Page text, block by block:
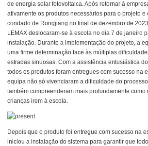
de energia solar fotovoltaica. Após retornar à
ativamente os produtos necessários para o projeto e
condado de Rongjiang no final de dezembro de
LEMAX deslocaram-se à escola no dia 7 de janeiro
instalação. Durante a implementação do projeto, a
uma firme determinação face às múltiplas
estradas sinuosas. Com a assistência entusiástica
todos os produtos foram entregues com sucesso na
equipa não só vivenciaram a dificuldade do
também compreenderam mais profundamente como
crianças irem à escola.
Depois que o produto foi entregue com sucesso na
iniciou a instalação do sistema para garantir que